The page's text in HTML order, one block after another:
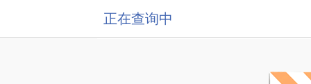
正在查询中